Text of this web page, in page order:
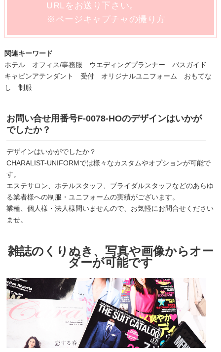
URLをお送り下さい。
※ページキャプチャの撮り方
関連キーワード
ホテル オフィス/事務服 ウエディングプランナー バスガイド
キャビンアテンダント 受付 オリジナルユニフォーム おもてな
し 制服
お問い合せ用番号F-0078-HOのデザインはいかが
でしたか？
デザインはいかがでしたか？
CHARALIST-UNIFORMでは様々なカスタムやオプションが可能で
す。
エステサロン、ホテルスタッフ、ブライダルスタッフなどのあらゆ
る業者様への制服・ユニフォームの実績がございます。
業種、個人様・法人様問いませんので、お気軽にお問合せください
ませ。
雑誌のくりぬき、写真や画像からオー
ダーが可能です